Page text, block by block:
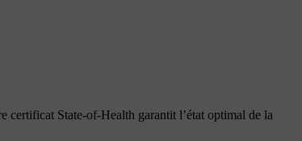
certificat State-of-Health garantit l’état optimal de la